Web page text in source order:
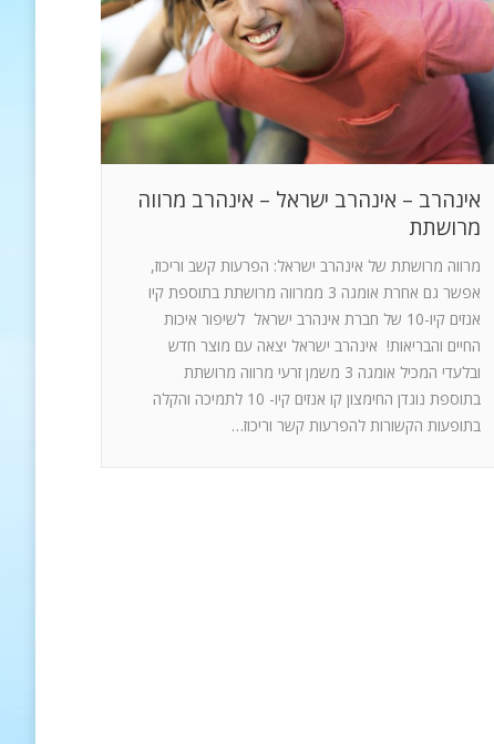
אינהרב – אינהרב ישראל – אינהרב מרווה
מרושתת
מרווה מרושתת של אינהרב ישראל: הפרעות קשב וריכוז,
אפשר גם אחרת אומגה 3 ממרווה מרושתת בתוספת קיו
אנזים קיו-10 של חברת אינהרב ישראל לשיפור איכות
החיים והבריאות! אינהרב ישראל יצאה עם מוצר חדש
ובלעדי המכיל אומגה 3 משמן זרעי מרווה מרושתת
בתוספת נוגדן החימצון קו אנזים קיו- 10 לתמיכה והקלה
בתופעות הקשורות להפרעות קשר וריכוז…